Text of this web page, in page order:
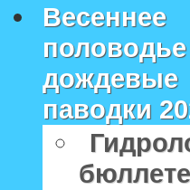
Весеннее
дождевые
паводки